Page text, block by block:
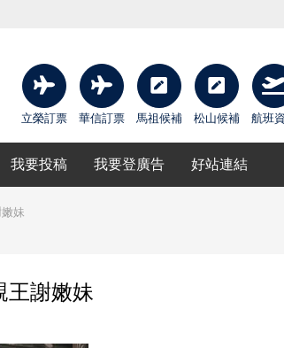
立榮訂票 華信訂票 馬祖候補 松山候補 航班
我要投稿 我要登廣告 好站連結
妹
謝嫩妹